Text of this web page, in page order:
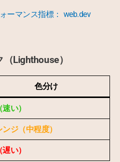
ーマンス指標： web.dev
Lighthouse）
色分け
い）
ンジ（中程度）
い）